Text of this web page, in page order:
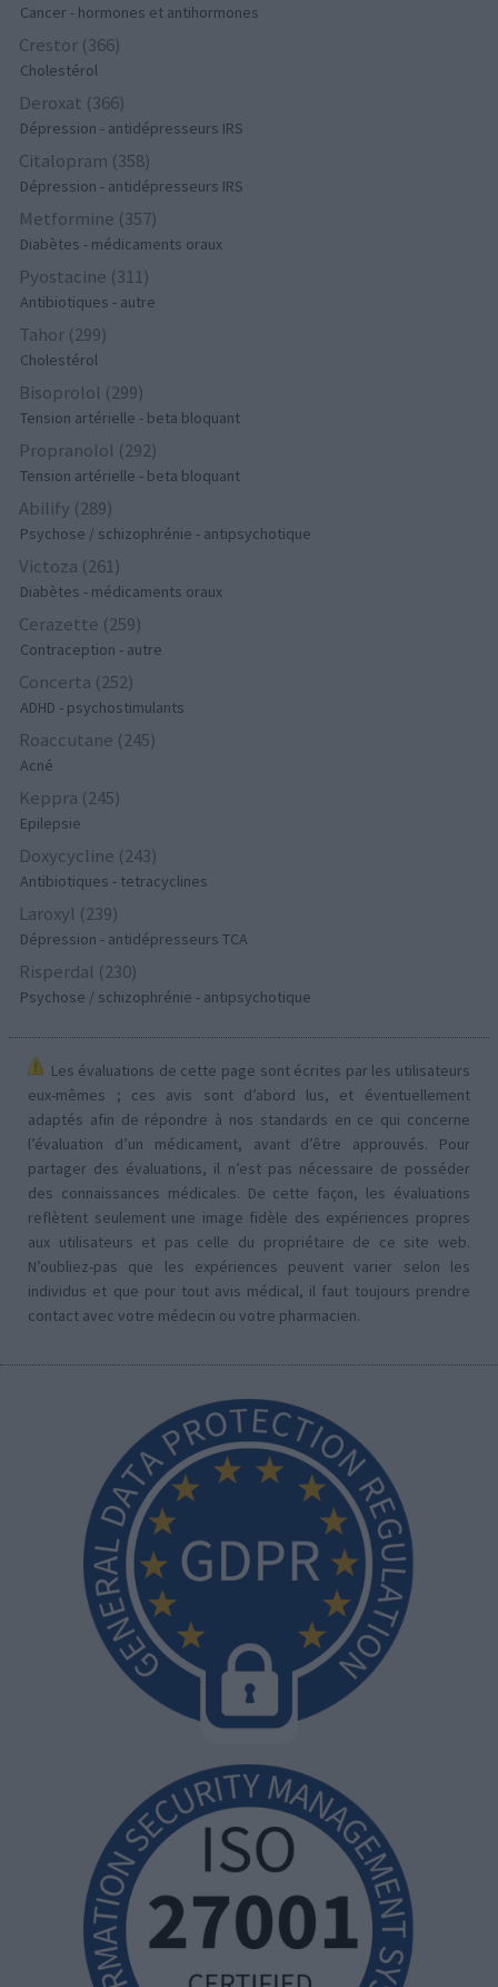
Cancer - hormones et antihormones
Crestor (366)
Cholestérol
Deroxat (366)
Dépression - antidépresseurs IRS
Citalopram (358)
Dépression - antidépresseurs IRS
Metformine (357)
Diabètes - médicaments oraux
Pyostacine (311)
Antibiotiques - autre
Tahor (299)
Cholestérol
Bisoprolol (299)
Tension artérielle - beta bloquant
Propranolol (292)
Tension artérielle - beta bloquant
Abilify (289)
Psychose / schizophrénie - antipsychotique
Victoza (261)
Diabètes - médicaments oraux
Cerazette (259)
Contraception - autre
Concerta (252)
ADHD - psychostimulants
Roaccutane (245)
Acné
Keppra (245)
Epilepsie
Doxycycline (243)
Antibiotiques - tetracyclines
Laroxyl (239)
Dépression - antidépresseurs TCA
Risperdal (230)
Psychose / schizophrénie - antipsychotique
Les évaluations de cette page sont écrites par les utilisateurs
eux-mêmes ; ces avis sont d’abord lus, et éventuellement
adaptés afin de répondre à nos standards en ce qui concerne
l’évaluation d’un médicament, avant d’être approuvés. Pour
partager des évaluations, il n’est pas nécessaire de posséder
des connaissances médicales. De cette façon, les évaluations
reflètent seulement une image fidèle des expériences propres
aux utilisateurs et pas celle du propriétaire de ce site web.
N’oubliez-pas que les expériences peuvent varier selon les
individus et que pour tout avis médical, il faut toujours prendre
contact avec votre médecin ou votre pharmacien.